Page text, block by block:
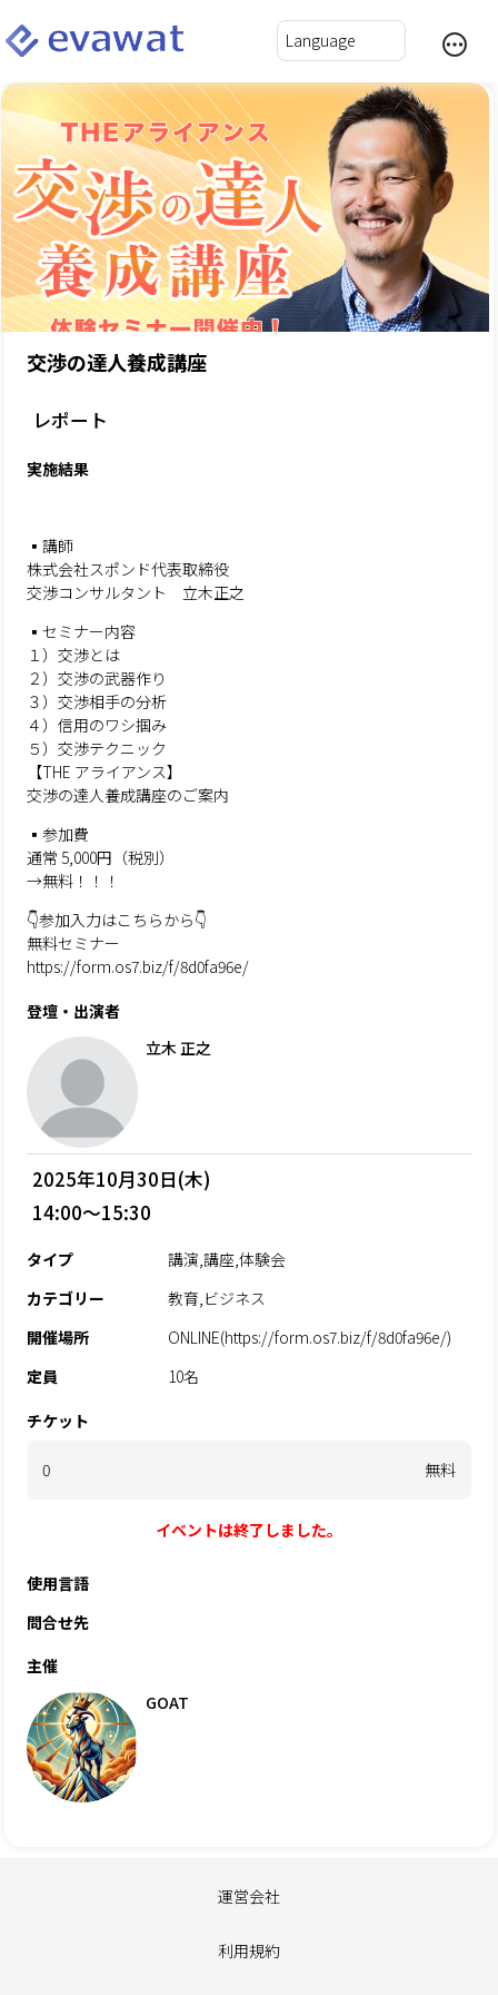
交渉の達人養成講座
レポート
実施結果
▪️講師
株式会社スポンド代表取締役
交渉コンサルタント 立木正之
▪️セミナー内容
１）交渉とは
２）交渉の武器作り
３）交渉相手の分析
４）信用のワシ掴み
５）交渉テクニック
【THE アライアンス】
交渉の達人養成講座のご案内
▪️参加費
通常 5,000円（税別）
→無料！！！
👇参加入力はこちらから👇
無料セミナー
https://form.os7.biz/f/8d0fa96e/
登壇・出演者
立木 正之
2025年10月30日(木)
14:00～15:30
タイプ
講演,講座,体験会
カテゴリー
教育,ビジネス
開催場所
ONLINE(https://form.os7.biz/f/8d0fa96e/)
定員
10名
チケット
0 無料
イベントは終了しました。
使用言語
問合せ先
主催
GOAT
運営会社
利用規約